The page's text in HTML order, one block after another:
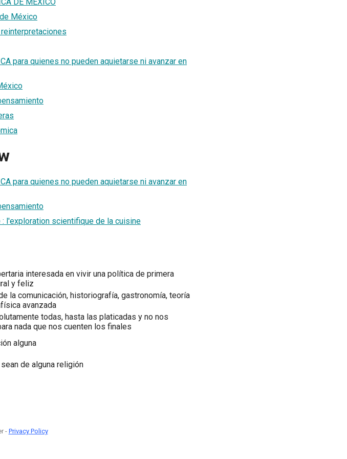
México
para quienes no pueden aquietarse ni avanzar en
para quienes no pueden aquietarse ni avanzar en
l'exploration scientifique de la cuisine
interesada en vivir una política de primera
y feliz
la comunicación, historiografía, gastronomía, teoría
avanzada
todas, hasta las platicadas y no nos
nada que nos cuenten los finales
alguna
de alguna religión
- Privacy Policy